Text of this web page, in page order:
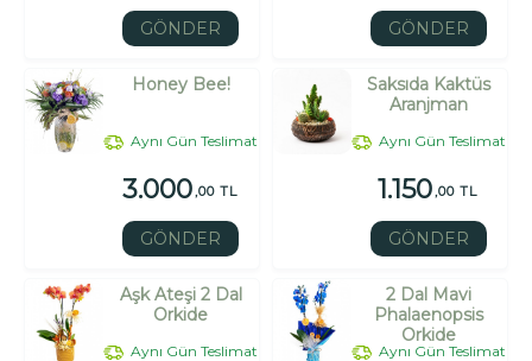
GÖNDER GÖNDER
Honey Bee!
Aynı Gün Teslimat
3.000,00 TL
GÖNDER
Saksıda Kaktüs
Aranjman
Aynı Gün Teslimat
1.150,00 TL
GÖNDER
Aşk Ateşi 2 Dal
Orkide
Aynı Gün Teslimat
2 Dal Mavi
Phalaenopsis
Orkide
Aynı Gün Teslimat